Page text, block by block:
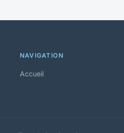
NAVIGATION
Accueil